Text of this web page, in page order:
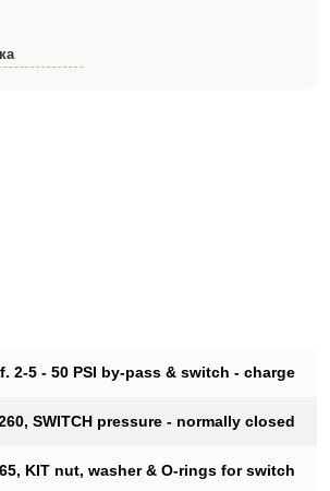
2-5 - 50 PSI by-pass & switch - charge
SWITCH pressure - normally closed
KIT nut, washer & O-rings for switch